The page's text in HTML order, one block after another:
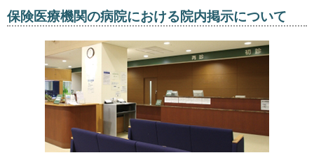
保険医療機関の病院における院内掲示について